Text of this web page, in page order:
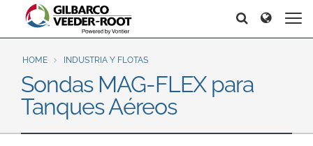
North America
United States
Canada
Latin America
Español English
Europe & CIS
English
Dansk
Français
Search
Search Search
HOME INDUSTRIA Y FLOTAS
Sondas MAG-FLEX para
Tanques Aéreos